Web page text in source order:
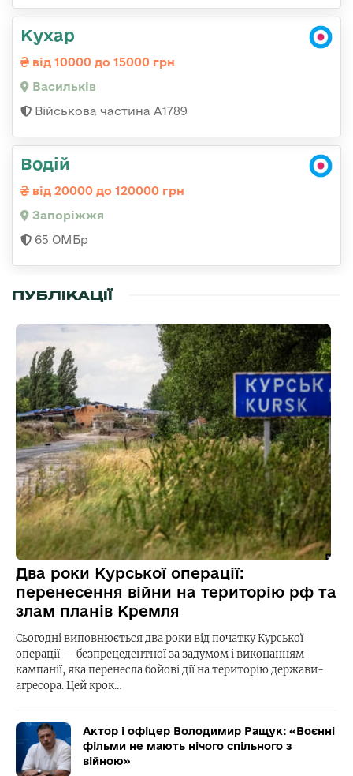
Кухар
від 10000 до 15000 грн
Васильків
Військова частина А1789
Водій
від 20000 до 120000 грн
Запоріжжя
65 ОМБр
ПУБЛІКАЦІЇ
Два роки Курської операції:
перенесення війни на територію рф та
злам планів Кремля
Сьогодні виповнюється два роки від початку Курської
операції — безпрецедентної за задумом і виконанням
кампанії, яка перенесла бойові дії на територію держави-
агресора. Цей крок…
Актор і офіцер Володимир Ращук: «Воєнні
фільми не мають нічого спільного з
війною»